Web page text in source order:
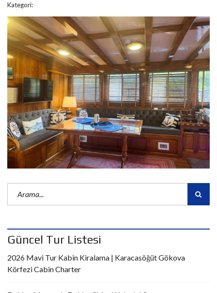
Kategori:
Güncel Tur Listesi
2026 Mavi Tur Kabin Kiralama | Karacasöğüt Gökova
Körfezi Cabin Charter